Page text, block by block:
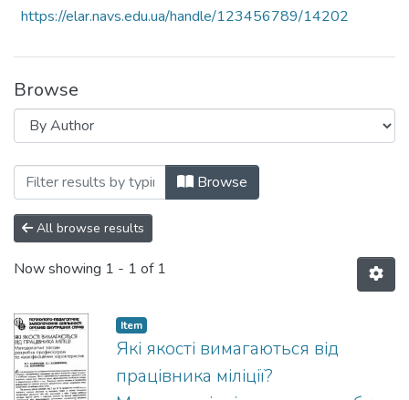
https://elar.navs.edu.ua/handle/123456789/14202
Browse
Browsing 1996 рік by Author
Browse
All browse results
Now showing 1 - 1 of 1
Item
Які якості вимагаються від
працівника міліції?